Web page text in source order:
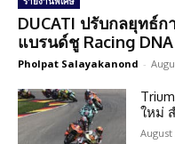
DUCATI ปรับกลยุทธ์
แบรนด์ชู Racing DNA
Pholpat Salayakanond -
ใหม่
August